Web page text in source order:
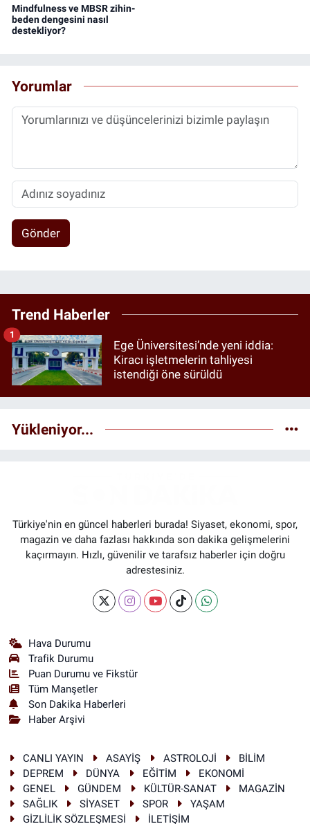
Mindfulness ve MBSR zihin-
beden dengesini nasıl
destekliyor?
Yorumlar
Gönder
Trend Haberler
Ege Üniversitesi’nde yeni iddia:
Kiracı işletmelerin tahliyesi
istendiği öne sürüldü
1
Yükleniyor...
Türkiye'nin en güncel haberleri burada! Siyaset, ekonomi, spor,
magazin ve daha fazlası hakkında son dakika gelişmelerini
kaçırmayın. Hızlı, güvenilir ve tarafsız haberler için doğru
adrestesiniz.
Hava Durumu
Trafik Durumu
Puan Durumu ve Fikstür
Tüm Manşetler
Son Dakika Haberleri
Haber Arşivi
CANLI YAYIN ASAYİŞ ASTROLOJİ
BİLİM
DEPREM
DÜNYA EĞİTİM
EKONOMİ
GENEL
GÜNDEM KÜLTÜR-SANAT
MAGAZİN
SAĞLIK
SİYASET SPOR
YAŞAM
GİZLİLİK SÖZLEŞMESİ
İLETİŞİM